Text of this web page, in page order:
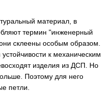
материал, в
термин "инженерный
склеены особым образом.
к механическим
изделия из ДСП. Но
Поэтому для него
петли.